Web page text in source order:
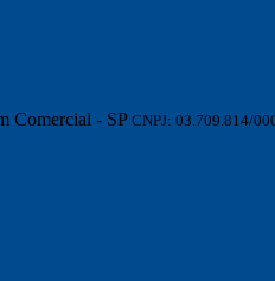
Comercial - SP CNPJ: 03.709.814/